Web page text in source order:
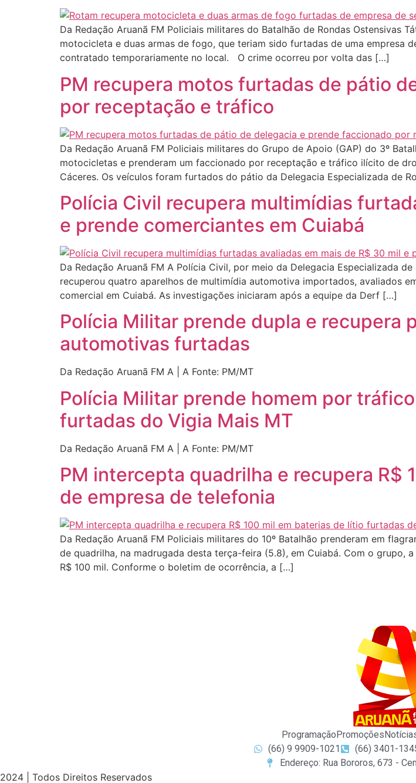
Da Redação Aruanã FM Policiais militares do Batalhão de Rondas Ostensivas
motocicleta e duas armas de fogo, que teriam sido furtadas de uma empresa
contratado temporariamente no local. O crime ocorreu por volta das […]
PM recupera motos furtadas de pátio
por receptação e tráfico
Da Redação Aruanã FM Policiais militares do Grupo de Apoio (GAP) do 3º
motocicletas e prenderam um faccionado por receptação e tráfico ilícito de
Cáceres. Os veículos foram furtados do pátio da Delegacia Especializada de
Polícia Civil recupera multimídias
e prende comerciantes em Cuiabá
Da Redação Aruanã FM A Polícia Civil, por meio da Delegacia Especializada
recuperou quatro aparelhos de multimídia automotiva importados, avaliados
comercial em Cuiabá. As investigações iniciaram após a equipe da Derf […]
Polícia Militar prende dupla e recupera
automotivas furtadas
Da Redação Aruanã FM A | A Fonte: PM/MT
Polícia Militar prende homem por
furtadas do Vigia Mais MT
Da Redação Aruanã FM A | A Fonte: PM/MT
PM intercepta quadrilha e recupera
de empresa de telefonia
Da Redação Aruanã FM Policiais militares do 10º Batalhão prenderam em
de quadrilha, na madrugada desta terça-feira (5.8), em Cuiabá. Com o grupo,
R$ 100 mil. Conforme o boletim de ocorrência, a […]
Programação Promoções
(66) 9 9909-1021
(66) 3401-
Endereço: Rua Bororos, 673 -
2024 | Todos Direitos Reservados